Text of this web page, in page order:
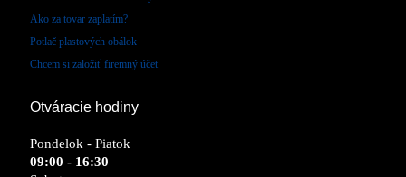
Ako za tovar zaplatím?
Potlač plastových obálok
Chcem si založiť firemný účet
Otváracie hodiny
Pondelok - Piatok
09:00 - 16:30